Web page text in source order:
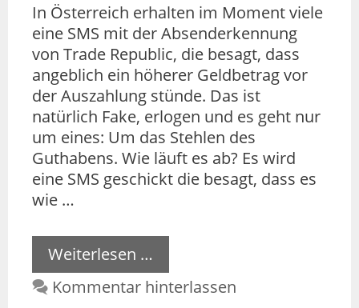
In Österreich erhalten im Moment viele
eine SMS mit der Absenderkennung
von Trade Republic, die besagt, dass
angeblich ein höherer Geldbetrag vor
der Auszahlung stünde. Das ist
natürlich Fake, erlogen und es geht nur
um eines: Um das Stehlen des
Guthabens. Wie läuft es ab? Es wird
eine SMS geschickt die besagt, dass es
wie …
Weiterlesen …
Kommentar hinterlassen